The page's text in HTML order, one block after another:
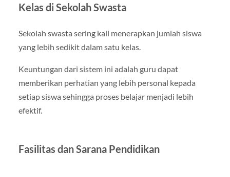
Kelas di Sekolah Swasta
Sekolah swasta sering kali menerapkan jumlah siswa
yang lebih sedikit dalam satu kelas.
Keuntungan dari sistem ini adalah guru dapat
memberikan perhatian yang lebih personal kepada
setiap siswa sehingga proses belajar menjadi lebih
efektif.
Fasilitas dan Sarana Pendidikan